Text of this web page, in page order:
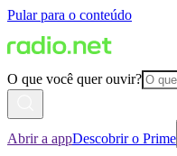
Pular para o conteúdo
O que você quer ouvir?
Abrir a appDescobrir o Prime